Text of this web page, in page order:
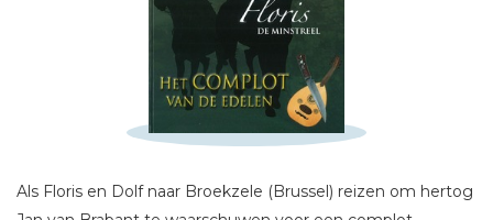
Als Floris en Dolf naar Broekzele (Brussel) reizen om hertog
Schrijf hieronder je review!
Titel *